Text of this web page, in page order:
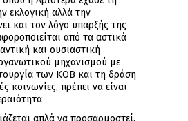
εκλογική αλλά την
και τον λόγο ύπαρξής της
από τα αστικά
και ουσιαστική
μηχανισμού με
των ΚΟΒ και τη δράση
κοινωνίες, πρέπει να είναι